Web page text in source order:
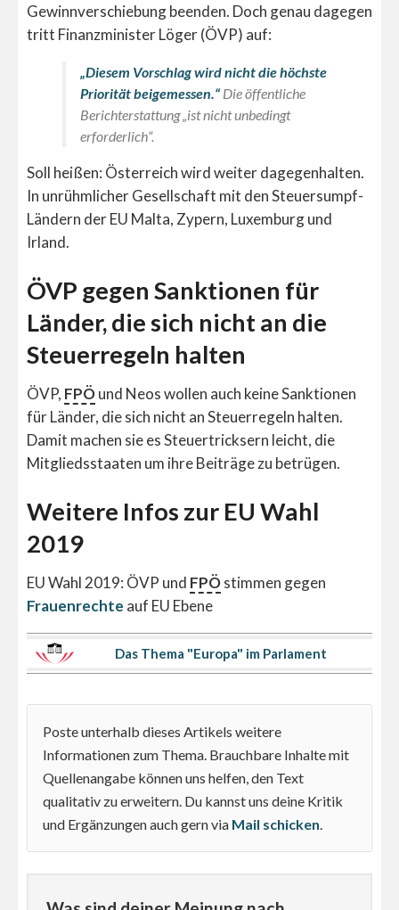
Gewinnverschiebung beenden. Doch genau dagegen
tritt Finanzminister Löger (ÖVP) auf:
„Diesem Vorschlag wird nicht die höchste
Priorität beigemessen.“Die öffentliche
Berichterstattung „ist nicht unbedingt
erforderlich“.
Soll heißen: Österreich wird weiter dagegenhalten.
In unrühmlicher Gesellschaft mit den Steuersumpf-
Ländern der EU Malta, Zypern, Luxemburg und
Irland.
ÖVP gegen Sanktionen für
Länder, die sich nicht an die
Steuerregeln halten
ÖVP, FPÖund Neos wollen auch keine Sanktionen
für Länder, die sich nicht an Steuerregeln halten.
Damit machen sie es Steuertricksern leicht, die
Mitgliedsstaaten um ihre Beiträge zu betrügen.
Weitere Infos zur EU Wahl
2019
EU Wahl 2019: ÖVP und FPÖstimmen gegen
Frauenrechte auf EU Ebene
Das Thema "Europa" im Parlament
Poste unterhalb dieses Artikels weitere
Informationen zum Thema. Brauchbare Inhalte mit
Quellenangabe können uns helfen, den Text
qualitativ zu erweitern. Du kannst uns deine Kritik
und Ergänzungen auch gern via Mail schicken.